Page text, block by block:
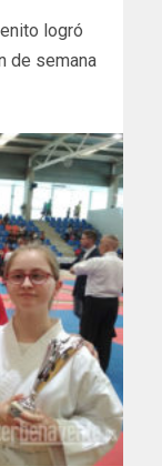
logró
de semana